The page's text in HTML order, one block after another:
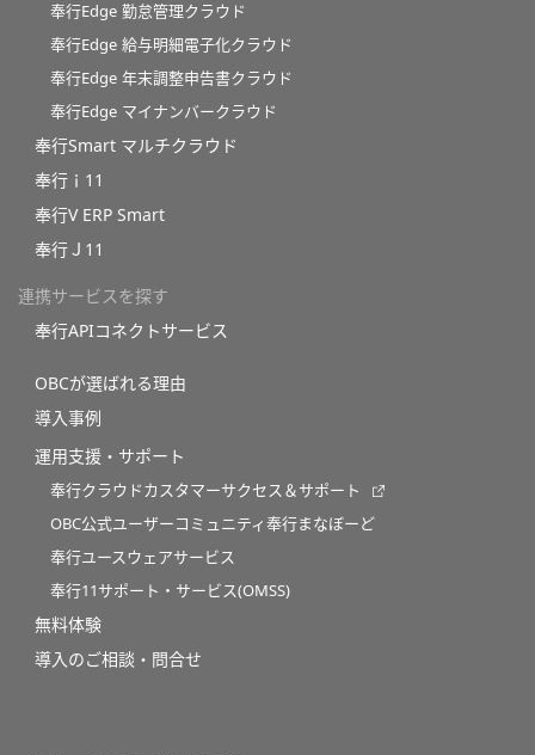
奉行Edge 勤怠管理クラウド
奉行Edge 給与明細電子化クラウド
奉行Edge 年末調整申告書クラウド
奉行Edge マイナンバークラウド
奉行Smart マルチクラウド
奉行ｉ11
奉行V ERP Smart
奉行Ｊ11
連携サービスを探す
奉行APIコネクトサービス
OBCが選ばれる理由
導入事例
運用支援・サポート
奉行クラウドカスタマーサクセス＆サポート
OBC公式ユーザーコミュニティ奉行まなぼーど
奉行ユースウェアサービス
奉行11サポート・サービス(OMSS)
無料体験
導入のご相談・問合せ